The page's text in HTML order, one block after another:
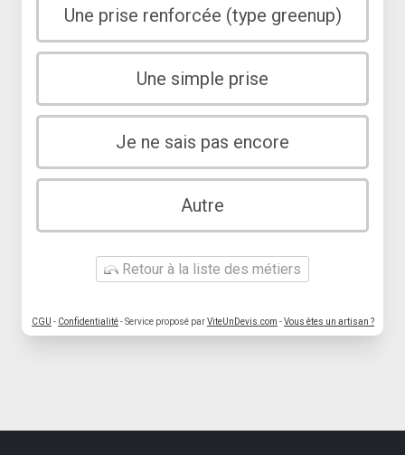
Une prise renforcée (type greenup)
Une simple prise
Je ne sais pas encore
Autre
Retour à la liste des métiers
CGU - Confidentialité- Service proposé parViteUnDevis.com -Vous êtes un artisan ?